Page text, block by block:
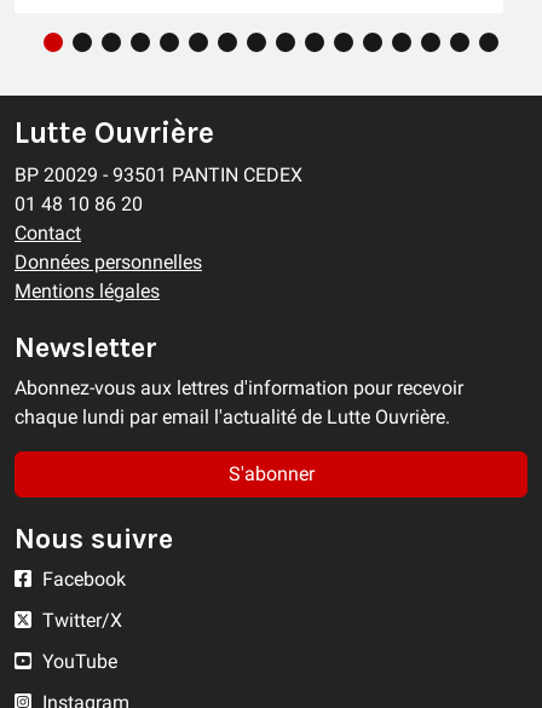
Lutte Ouvrière
BP 20029 - 93501 PANTIN CEDEX
01 48 10 86 20
Contact
Données personnelles
Mentions légales
Newsletter
Abonnez-vous aux lettres d'information pour recevoir
chaque lundi par email l'actualité de Lutte Ouvrière.
S'abonner
Nous suivre
Facebook
Twitter/X
YouTube
Instagram